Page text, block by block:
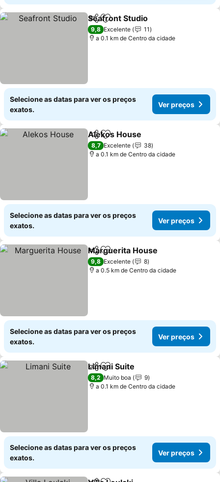
PartilharAdicionar aos favoritos
Seafront Studio
9,8 Excelente
11
a 0.1 km de Centro da cidade
Selecione as datas para ver os preços
exatos.
Ver preços
PartilharAdicionar aos favoritos
Alekos House
8,7 Excelente
38
a 0.1 km de Centro da cidade
Selecione as datas para ver os preços
exatos.
Ver preços
PartilharAdicionar aos favoritos
Marguerita House
9,8 Excelente
8
a 0.5 km de Centro da cidade
Selecione as datas para ver os preços
exatos.
Ver preços
PartilharAdicionar aos favoritos
Limani Suite
8,2 Muito boa
9
a 0.1 km de Centro da cidade
Selecione as datas para ver os preços
exatos.
Ver preços